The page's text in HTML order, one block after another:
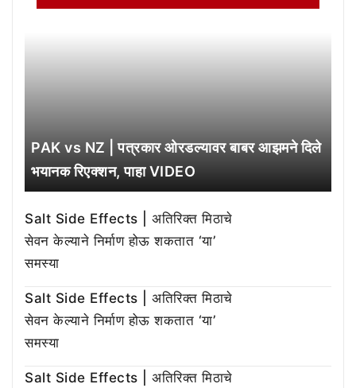
PAK vs NZ | पत्रकार ओरडल्यावर बाबर आझमने दिले
भयानक रिएक्शन, पाहा VIDEO
Salt Side Effects | अतिरिक्त मिठाचे
सेवन केल्याने निर्माण होऊ शकतात ‘या’
समस्या
Salt Side Effects | अतिरिक्त मिठाचे
सेवन केल्याने निर्माण होऊ शकतात ‘या’
समस्या
Salt Side Effects | अतिरिक्त मिठाचे